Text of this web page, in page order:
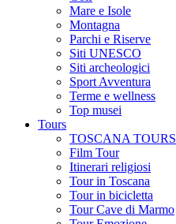
Mare e Isole
Montagna
Parchi e Riserve
Siti UNESCO
Siti archeologici
Sport Avventura
Terme e wellness
Top musei
Tours
TOSCANA TOURS
Film Tour
Itinerari religiosi
Tour in Toscana
Tour in bicicletta
Tour Cave di Marmo